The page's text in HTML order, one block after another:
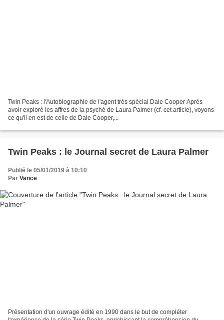
Twin Peaks : l'Autobiographie de l'agent très spécial Dale Cooper Après
avoir exploré les affres de la psyché de Laura Palmer (cf. cet article), voyons
ce qu'il en est de celle de Dale Cooper,...
Twin Peaks : le Journal secret de Laura Palmer
Publié le 05/01/2019 à 10:10
Par Vance
Présentation d'un ouvrage édité en 1990 dans le but de compléter